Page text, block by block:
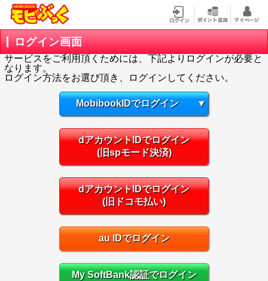
ログイン画面
サービスをご利用頂くためには、下記よりログインが必要と
なります。
ログイン方法をお選び頂き、ログインしてください。
MobibookIDでログイン ▼
dアカウントIDでログイン
(旧spモード決済)
dアカウントIDでログイン
(旧ドコモ払い)
au IDでログイン
My SoftBank認証でログイン